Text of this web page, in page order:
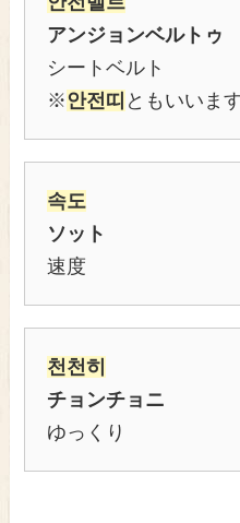
アンジョンベルトゥ
シートベルト
※안전띠 ともいいます
속도
ソット
速度
천천히
チョンチョニ
ゆっくり